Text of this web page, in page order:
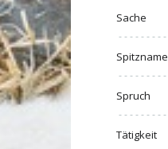
Sache
Spitzname
Spruch
Tätigkeit